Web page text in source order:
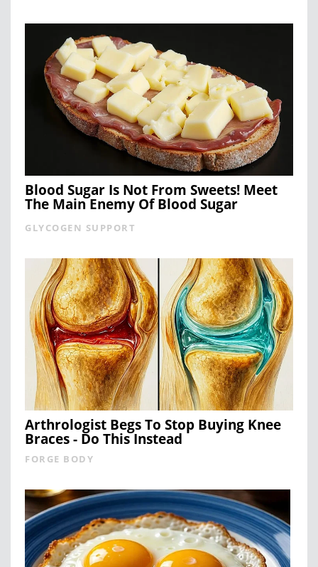
Blood Sugar Is Not From Sweets! Meet
The Main Enemy Of Blood Sugar
GLYCOGEN SUPPORT
Arthrologist Begs To Stop Buying Knee
Braces - Do This Instead
FORGE BODY